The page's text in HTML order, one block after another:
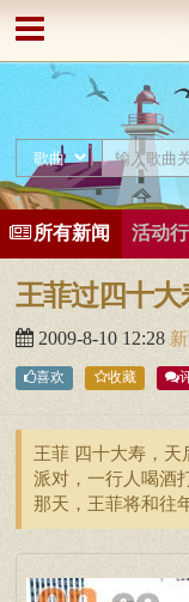
所有新闻 活动
王菲过四十
2009-8-10 12:28
喜欢 收藏
王菲 四十大寿，
派对，一行人喝酒
那天，王菲将和往